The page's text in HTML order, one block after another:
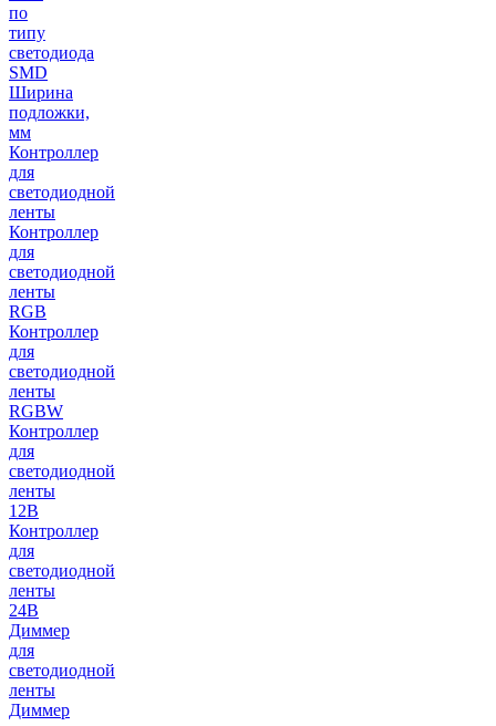
по
типу
светодиода
SMD
Ширина
подложки,
мм
Контроллер
для
светодиодной
ленты
Контроллер
для
светодиодной
ленты
RGB
Контроллер
для
светодиодной
ленты
RGBW
Контроллер
для
светодиодной
ленты
12В
Контроллер
для
светодиодной
ленты
24В
Диммер
для
светодиодной
ленты
Диммер